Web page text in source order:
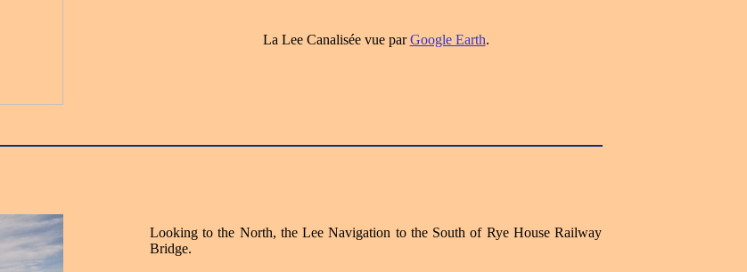
La Lee Canalisée vue parGoogle Earth.
Looking to the North, the Lee Navigation to the South of Rye House Railway
Bridge.